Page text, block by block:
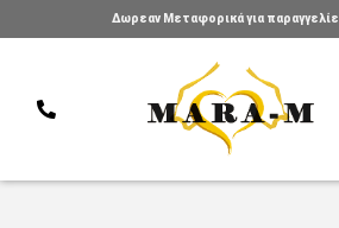
Δωρεαν Μεταφορικά για